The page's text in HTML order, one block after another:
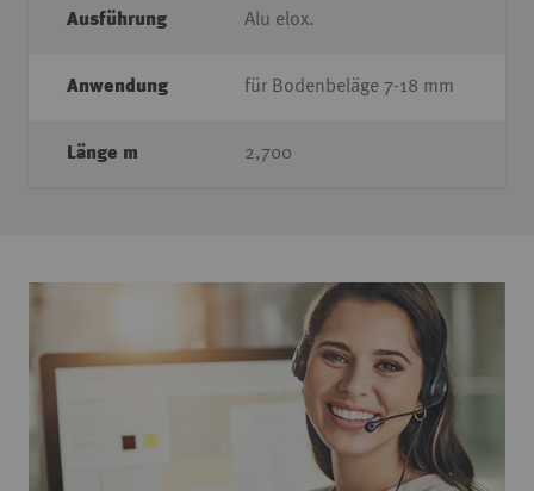
Ausführung Alu elox.
Anwendung für Bodenbeläge 7-18 mm
Länge m 2,700